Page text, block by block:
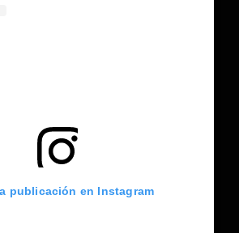
publicación en Instagram